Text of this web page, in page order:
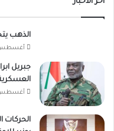
الذهب
أغسطس 9,
جبريل
أغسطس 9,
الحركات